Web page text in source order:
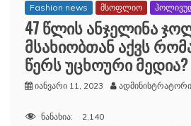
Fashion news მსოფლიო
47 წლის ანჯელინა
მსახიობთან აქვს
წერს უცხოური მედია?
იანვარი 11, 2023 ადმინისტრატორი
ნანახია: 2,140